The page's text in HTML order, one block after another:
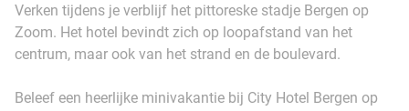
Verken tijdens je verblijf het pittoreske stadje Bergen op
Zoom. Het hotel bevindt zich op loopafstand van het
centrum, maar ook van het strand en de boulevard.
Beleef een heerlijke minivakantie bij City Hotel Bergen op